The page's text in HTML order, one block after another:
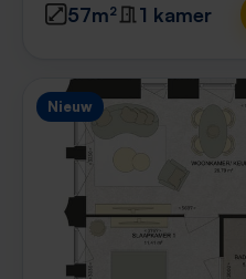
57m² 1 kamer
Nieuw